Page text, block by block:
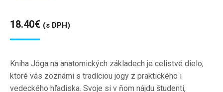
18.40€ (s DPH)
Kniha Jóga na anatomických základech je celistvé dielo,
ktoré vás zoznámi s tradíciou jogy z praktického i
vedeckého hľadiska. Svoje si v ňom nájdu študenti,